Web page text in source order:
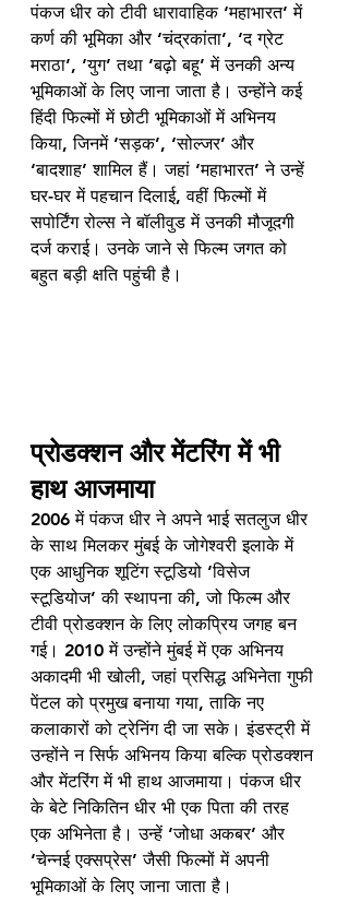
पंकज धीर को टीवी धारावाहिक ‘महाभारत’ में
कर्ण की भूमिका और ‘चंद्रकांता’, ‘द ग्रेट
मराठा’, ‘युग’ तथा ‘बढ़ो बहू’ में उनकी अन्य
भूमिकाओं के लिए जाना जाता है। उन्होंने कई
हिंदी फिल्मों में छोटी भूमिकाओं में अभिनय
किया, जिनमें ‘सड़क’, ‘सोल्जर’ और
‘बादशाह’ शामिल हैं। जहां ‘महाभारत’ ने उन्हें
घर-घर में पहचान दिलाई, वहीं फिल्मों में
सपोर्टिंग रोल्स ने बॉलीवुड में उनकी मौजूदगी
दर्ज कराई। उनके जाने से फिल्म जगत को
बहुत बड़ी क्षति पहुंची है।
प्रोडक्शन और मेंटरिंग में भी
हाथ आजमाया
2006 में पंकज धीर ने अपने भाई सतलुज धीर
के साथ मिलकर मुंबई के जोगेश्वरी इलाके में
एक आधुनिक शूटिंग स्टूडियो ‘विसेज
स्टूडियोज’ की स्थापना की, जो फिल्म और
टीवी प्रोडक्शन के लिए लोकप्रिय जगह बन
गई। 2010 में उन्होंने मुंबई में एक अभिनय
अकादमी भी खोली, जहां प्रसिद्ध अभिनेता गुफी
पेंटल को प्रमुख बनाया गया, ताकि नए
कलाकारों को ट्रेनिंग दी जा सके। इंडस्ट्री में
उन्होंने न सिर्फ अभिनय किया बल्कि प्रोडक्शन
और मेंटरिंग में भी हाथ आजमाया। पंकज धीर
के बेटे निकितिन धीर भी एक पिता की तरह
एक अभिनेता है। उन्हें ‘जोधा अकबर’ और
‘चेन्नई एक्सप्रेस’ जैसी फिल्मों में अपनी
भूमिकाओं के लिए जाना जाता है।